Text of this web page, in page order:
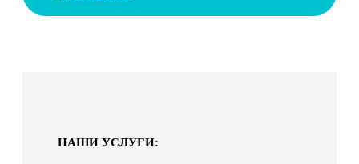
НАШИ УСЛУГИ: